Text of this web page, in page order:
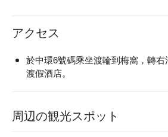
アクセス
於中環6號碼乘坐渡輪到梅窩，轉
渡假酒店。
周辺の観光スポット